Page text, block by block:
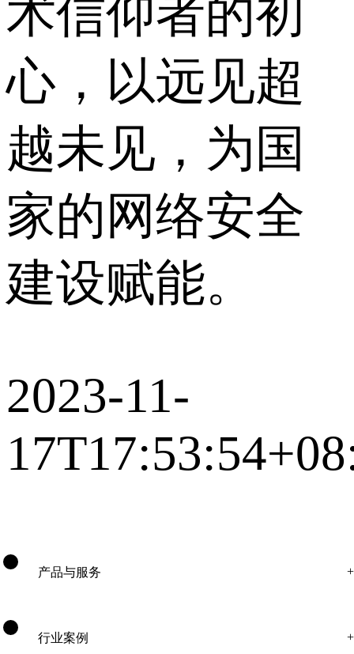
术信仰者的初
心，以远见超
越未见，为国
家的网络安全
建设赋能。
2023-11-
产品与服务
行业案例